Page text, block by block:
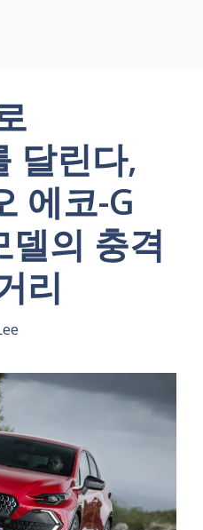
달린다,
에코-G
델의 충격
리